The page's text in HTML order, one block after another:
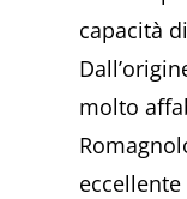
capacità
molto